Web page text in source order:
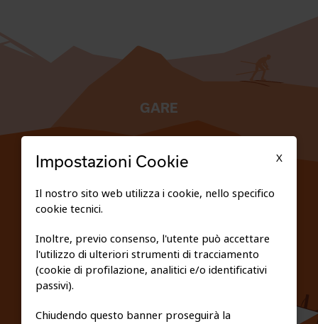
GARE
PRIVACY E COOKIE POLICY
X
Impostazioni Cookie
Il nostro sito web utilizza i cookie, nello specifico
cookie tecnici.
Inoltre, previo consenso, l'utente può accettare
l'utilizzo di ulteriori strumenti di tracciamento
(cookie di profilazione, analitici e/o identificativi
passivi).
Chiudendo questo banner proseguirà la